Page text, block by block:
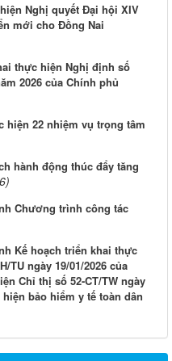
Nghị quyết Đại hội XIV
mới cho Đồng Nai
thực hiện Nghị định số
2026 của Chính phủ
hiện 22 nhiệm vụ trọng tâm
hành động thúc đẩy tăng
Chương trình công tác
Kế hoạch triển khai thực
TU ngày 19/01/2026 của
Chỉ thị số 52-CT/TW ngày
bảo hiểm y tế toàn dân
SỞ XÂY DỰNG (Từ ngày
2026)